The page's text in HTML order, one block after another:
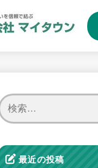
最近の投稿